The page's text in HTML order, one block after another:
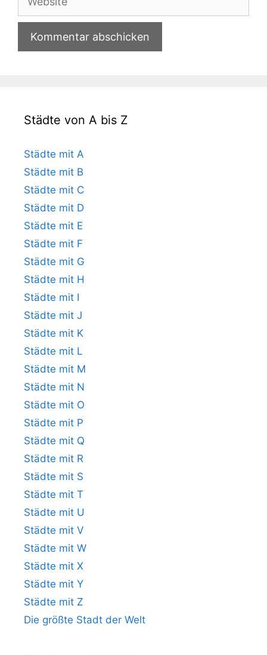
Städte von A bis Z
Städte mit A
Städte mit B
Städte mit C
Städte mit D
Städte mit E
Städte mit F
Städte mit G
Städte mit H
Städte mit I
Städte mit J
Städte mit K
Städte mit L
Städte mit M
Städte mit N
Städte mit O
Städte mit P
Städte mit Q
Städte mit R
Städte mit S
Städte mit T
Städte mit U
Städte mit V
Städte mit W
Städte mit X
Städte mit Y
Städte mit Z
Die größte Stadt der Welt